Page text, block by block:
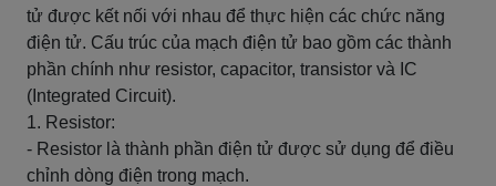
tử được kết nối với nhau để thực hiện các chức năng
điện tử. Cấu trúc của mạch điện tử bao gồm các thành
phần chính như resistor, capacitor, transistor và IC
(Integrated Circuit).
1. Resistor:
- Resistor là thành phần điện tử được sử dụng để điều
chỉnh dòng điện trong mạch.